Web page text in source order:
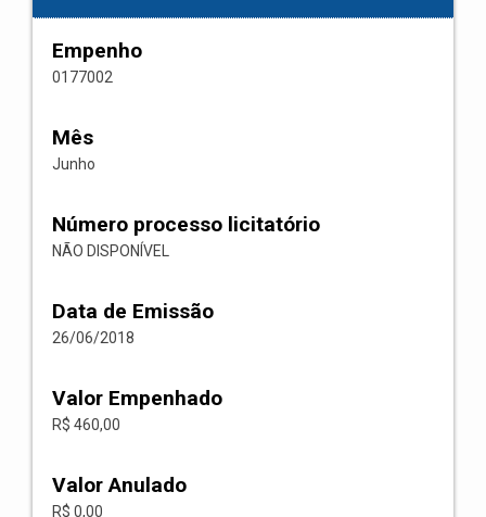
Empenho
0177002
Mês
Junho
Número processo licitatório
NÃO DISPONÍVEL
Data de Emissão
26/06/2018
Valor Empenhado
R$ 460,00
Valor Anulado
R$ 0,00